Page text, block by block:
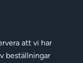
att vi har
beställningar